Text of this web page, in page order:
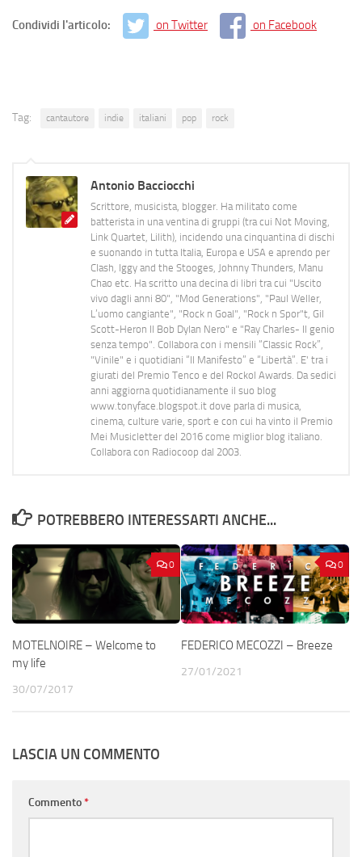
Condividi l'articolo: on Twitter on Facebook
Tag: cantautore indie italiani pop rock
Antonio Bacciocchi
Scrittore, musicista, blogger. Ha militato come
batterista in una ventina di gruppi (tra cui Not Moving,
Link Quartet, Lilith), incidendo una cinquantina di dischi
e suonando in tutta Italia, Europa e USA e aprendo per
Clash, Iggy and the Stooges, Johnny Thunders, Manu
Chao etc. Ha scritto una decina di libri tra cui "Uscito
vivo dagli anni 80", "Mod Generations", "Paul Weller,
L’uomo cangiante", "Rock n Goal", "Rock n Spor"t, Gil
Scott-Heron Il Bob Dylan Nero" e "Ray Charles- Il genio
senza tempo". Collabora con i mensili “Classic Rock”,
"Vinile" e i quotidiani “Il Manifesto” e “Libertà”. E' tra i
giurati del Premio Tenco e del Rockol Awards. Da sedici
anni aggiorna quotidianamente il suo blog
www.tonyface.blogspot.it dove parla di musica,
cinema, culture varie, sport e con cui ha vinto il Premio
Mei Musicletter del 2016 come miglior blog italiano.
Collabora con Radiocoop dal 2003.
POTREBBERO INTERESSARTI ANCHE...
0
MOTELNOIRE – Welcome to
my life
30/07/2017
0
FEDERICO MECOZZI – Breeze
27/01/2021
LASCIA UN COMMENTO
Commento*